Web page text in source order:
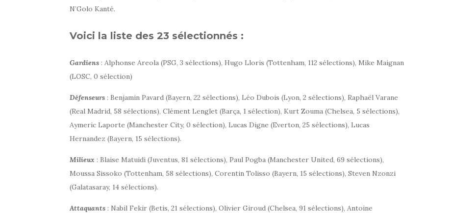
N’Golo Kanté.
Voici la liste des 23 sélectionnés :
Gardiens : Alphonse Areola (PSG, 3 sélections), Hugo Lloris (Tottenham, 112 sélections), Mike Maignan
(LOSC, 0 sélection)
Défenseurs : Benjamin Pavard (Bayern, 22 sélections), Léo Dubois (Lyon, 2 sélections), Raphaël Varane
(Real Madrid, 58 sélections), Clément Lenglet (Barça, 1 sélection), Kurt Zouma (Chelsea, 5 sélections),
Aymeric Laporte (Manchester City, 0 sélection), Lucas Digne (Everton, 25 sélections), Lucas
Hernandez (Bayern, 15 sélections).
Milieux : Blaise Matuidi (Juventus, 81 sélections), Paul Pogba (Manchester United, 69 sélections),
Moussa Sissoko (Tottenham, 58 sélections), Corentin Tolisso (Bayern, 15 sélections), Steven Nzonzi
(Galatasaray, 14 sélections).
Attaquants : Nabil Fekir (Betis, 21 sélections), Olivier Giroud (Chelsea, 91 sélections), Antoine